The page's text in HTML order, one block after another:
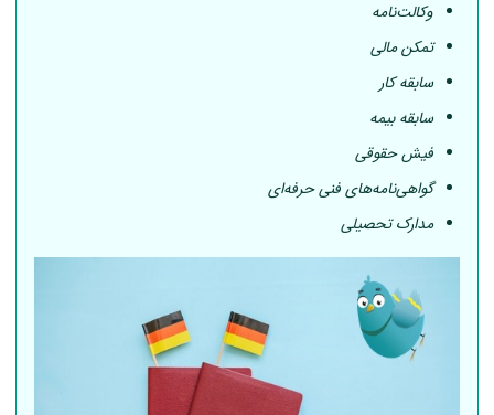
وکالت‌نامه
تمکن مالی
سابقه کار
سابقه بیمه
فیش حقوقی
گواهی‌نامه‌های فنی حرفه‌ای
مدارک تحصیلی